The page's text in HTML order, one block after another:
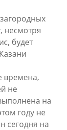
несмотря
будет
времена,
не
на
году не
сегодня на